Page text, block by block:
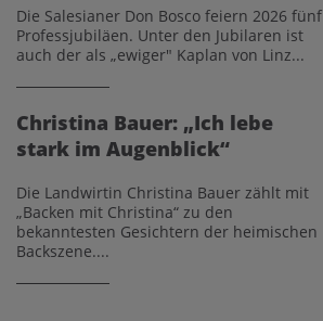
Die Salesianer Don Bosco feiern 2026 fünf
Professjubiläen. Unter den Jubilaren ist
auch der als „ewiger" Kaplan von Linz...
Christina Bauer: „Ich lebe
stark im Augenblick“
Die Landwirtin Christina Bauer zählt mit
„Backen mit Christina“ zu den
bekanntesten Gesichtern der heimischen
Backszene....